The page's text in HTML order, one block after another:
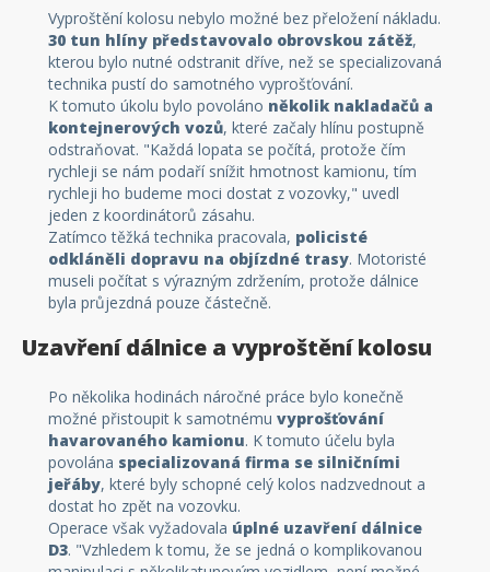
Vyproštění kolosu nebylo možné bez přeložení nákladu.
30 tun hlíny představovalo obrovskou zátěž,
kterou bylo nutné odstranit dříve, než se specializovaná
technika pustí do samotného vyprošťování.
K tomuto úkolu bylo povoláno několik nakladačů a
kontejnerových vozů, které začaly hlínu postupně
odstraňovat. "Každá lopata se počítá, protože čím
rychleji se nám podaří snížit hmotnost kamionu, tím
rychleji ho budeme moci dostat z vozovky," uvedl
jeden z koordinátorů zásahu.
Zatímco těžká technika pracovala, policisté
odkláněli dopravu na objízdné trasy. Motoristé
museli počítat s výrazným zdržením, protože dálnice
byla průjezdná pouze částečně.
Uzavření dálnice a vyproštění kolosu
Po několika hodinách náročné práce bylo konečně
možné přistoupit k samotnému vyprošťování
havarovaného kamionu. K tomuto účelu byla
povolána specializovaná firma se silničními
jeřáby, které byly schopné celý kolos nadzvednout a
dostat ho zpět na vozovku.
Operace však vyžadovala úplné uzavření dálnice
D3. "Vzhledem k tomu, že se jedná o komplikovanou